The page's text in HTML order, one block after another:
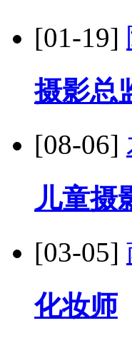
[01-19]
摄影总
[08-06]
儿童摄
[03-05]
化妆师